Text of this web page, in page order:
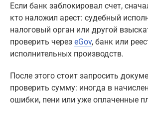
Если банк заблокировал счет,
кто наложил арест: судебный
налоговый орган или другой
проверить через eGov, банк или
исполнительных производств.
После этого стоит запросить
проверить сумму: иногда в
ошибки, пени или уже оплаченные